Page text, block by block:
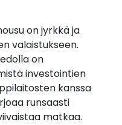
on jyrkkä ja
valaistukseen.
on
investointien
kanssa
runsaasti
matkaa.